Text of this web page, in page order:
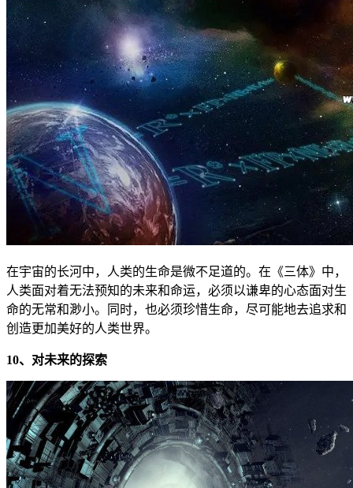
在宇宙的长河中，人类的生命是微不足道的。在《三体》中，
人类面对着无法预知的未来和命运，必须以谦卑的心态面对生
命的无常和渺小。同时，也必须珍惜生命，尽可能地去追求和
创造更加美好的人类世界。
10、对未来的探索